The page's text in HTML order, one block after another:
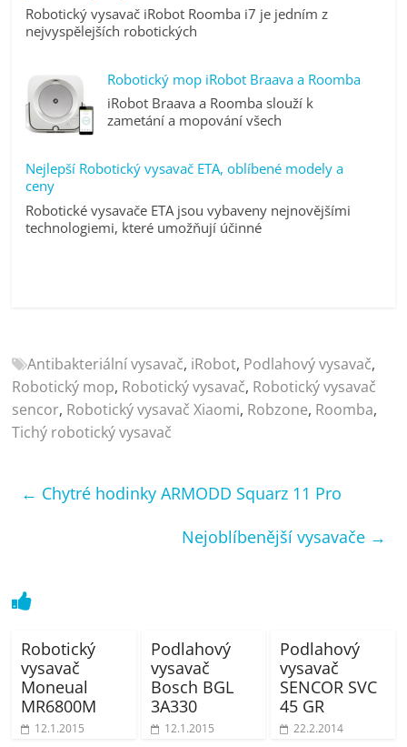
Robotický vysavač iRobot Roomba i7 je jedním z
nejvyspělejších robotických
Robotický mop iRobot Braava a Roomba
iRobot Braava a Roomba slouží k
zametání a mopování všech
Nejlepší Robotický vysavač ETA, oblíbené modely a
ceny
Robotické vysavače ETA jsou vybaveny nejnovějšími
technologiemi, které umožňují účinné
Antibakteriální vysavač, iRobot, Podlahový vysavač,
Robotický mop, Robotický vysavač, Robotický vysavač
sencor, Robotický vysavač Xiaomi, Robzone, Roomba,
Tichý robotický vysavač
← Chytré hodinky ARMODD Squarz 11 Pro
Nejoblíbenější vysavače →
Robotický
vysavač
Moneual
MR6800M
12.1.2015
Podlahový
vysavač
Bosch BGL
3A330
12.1.2015
Podlahový
vysavač
SENCOR SVC
45 GR
22.2.2014